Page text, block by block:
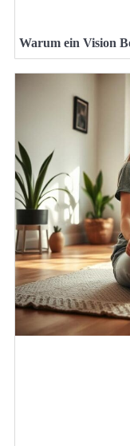
Warum ein Vision